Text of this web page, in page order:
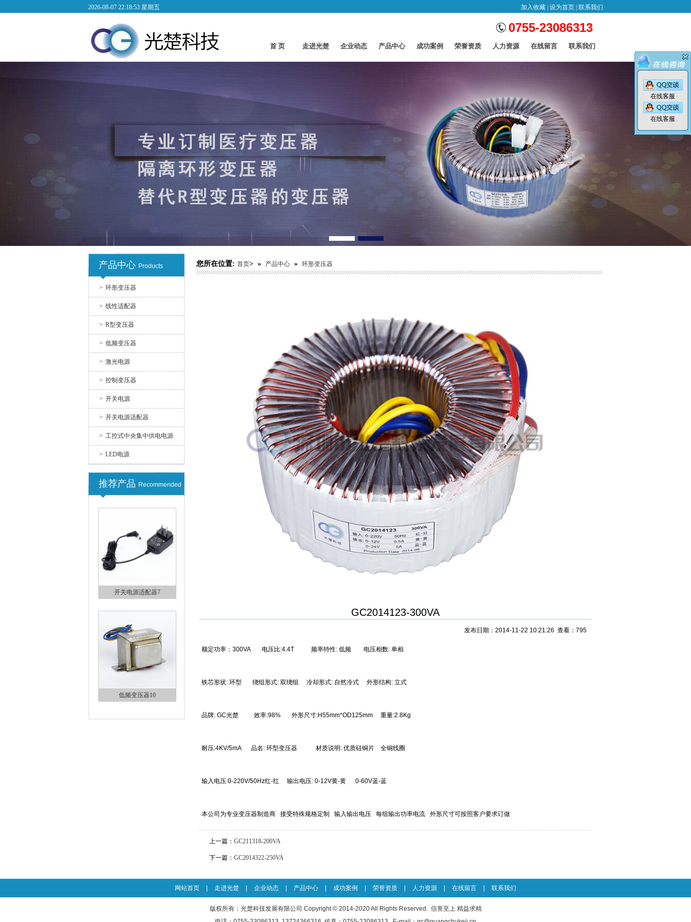
2026-08-07 22:18:53 星期五 加入收藏 设为首页 联系我们
0755-23086313
首 页 走进光楚
About
企业动态
News
产品中心
Products
成功案例
Case
荣誉资质
Honor
人力资源
Recruitment
在线留言
Message
联系我们
Contact
产品中心 Products
> 环形变压器
> 线性适配器
> R型变压器
> 低频变压器
> 激光电源
> 控制变压器
> 开关电源
> 开关电源适配器
> 工控式中央集中供电电源
> LED电源
推荐产品 Recommended
低频变压器2
低频变压器
开关电源
开关电源适配器9
您所在位置: 首页> » 产品中心 » 环形变压器
GC2014123-300VA
发布日期：2014-11-22 10:21:26 查看：795
额定功率：300VA 电压比:4:4T 频率特性: 低频 电压相数: 单相
铁芯形状: 环型 绕组形式: 双绕组 冷却形式: 自然冷式 外形结构: 立式
品牌: GC光楚 效率:98% 外形尺寸:H55mm*OD125mm 重量:2.8Kg
耐压:4KV/5mA 品名: 环型变压器 材质说明: 优质硅铜片 全铜线圈
输入电压:0-220V/50Hz红-红 输出电压: 0-12V黄-黄 0-60V蓝-蓝
本公司为专业变压器制造商 接受特殊规格定制 输入输出电压 每组输出功率电流 外形尺寸可按照客户要求订做
上一篇： GC211318-200VA
下一篇： GC2014322-250VA
网站首页 走进光楚 企业动态 产品中心 成功案例 荣誉资质 人力资源 在线留言 联系我们
版权所有：光楚科技发展有限公司 Copyright © 2014-2020 All Rights Reserved. 信誉至上 精益求精
在线客服
在线客服